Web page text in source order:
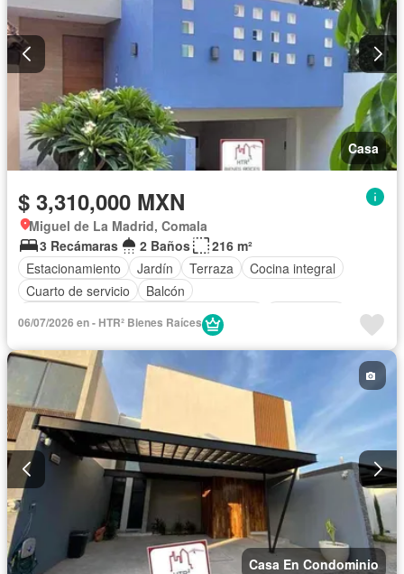
Completamente amueblado
Casa
$ 3,310,000 MXN
Miguel de La Madrid, Comala
3 Recámaras
2 Baños
216 m²
Estacionamiento
Jardín Terraza
Cocina integral
Cuarto de servicio
Balcón
Acceso para personas con discapacidad
Circuito cerrado de televisión
Zonas verdes
Vista panorámica
Parcialmente amueblado
06/07/2026 en - HTR² Bienes Raíces
Casa En Condominio